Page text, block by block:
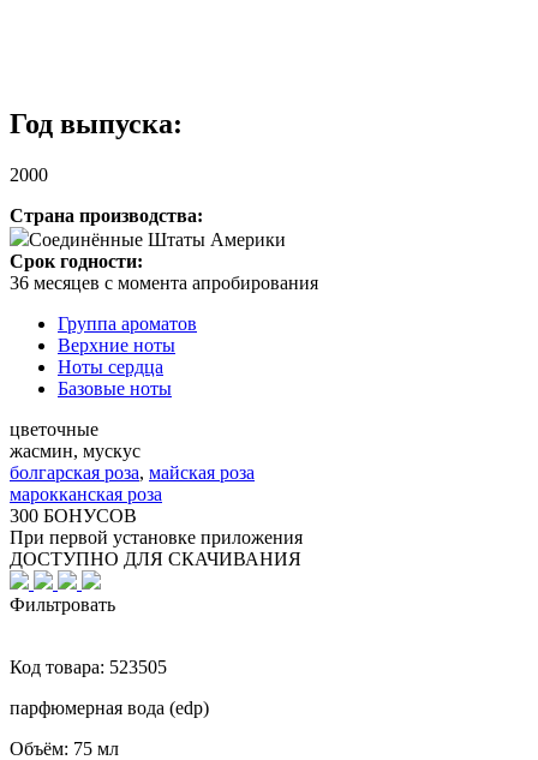
Год выпуска:
2000
Страна производства:
Соединённые Штаты Америки
Срок годности:
36 месяцев с момента апробирования
Группа ароматов
Верхние ноты
Ноты сердца
Базовые ноты
цветочные
жасмин, мускус
болгарская роза, майская роза
марокканская роза
300 БОНУСОВ
При первой установке приложения
ДОСТУПНО ДЛЯ СКАЧИВАНИЯ
Фильтровать
Код товара: 523505
парфюмерная вода (edp)
Объём: 75 мл